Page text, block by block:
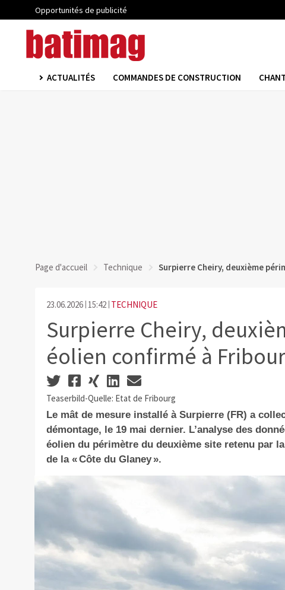
Opportunités de publicité
ACTUALITÉS COMMANDES DE CONSTRUCTION
Page d'accueil Technique Surpierre Cheiry, deuxième
23.06.2026 15:42 TECHNIQUE
Surpierre Cheiry,
éolien confirmé à
Teaserbild-Quelle: Etat de Fribourg
Le mât de mesure installé à Surpierre (FR) a
démontage, le 19 mai dernier. L’analyse des
éolien du périmètre du deuxième site retenu par
de la « Côte du Glaney ».